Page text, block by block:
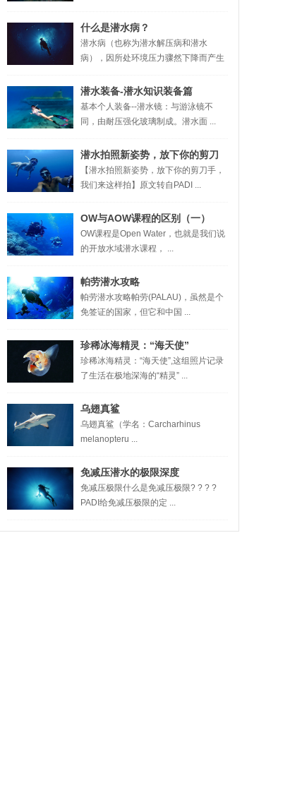
州发生6.0级地
识推广机构首席执
。她说，当了海
其存活时长度约
度4级。
鱼。
什么是潜水病？
潜水病（也称为潜水解压病和潜水
病），因所处环境压力骤然下降而产生
潜水装备-潜水知识装备篇
基本个人装备--潜水镜：与游泳镜不
同，由耐压强化玻璃制成。潜水面 ...
潜水拍照新姿势，放下你的剪刀
手，我们来这样拍
【潜水拍照新姿势，放下你的剪刀手，
我们来这样拍】原文转自PADI ...
OW与AOW课程的区别（一）
OW课程是Open Water，也就是我们说
的开放水域潜水课程， ...
帕劳潜水攻略
帕劳潜水攻略帕劳(PALAU)，虽然是个
免签证的国家，但它和中国 ...
珍稀冰海精灵：“海天使”
珍稀冰海精灵：“海天使”,这组照片记录
了生活在极地深海的“精灵” ...
乌翅真鲨
乌翅真鲨（学名：Carcharhinus
melanopteru ...
免减压潜水的极限深度
免减压极限什么是免减压极限? ? ? ?
PADI给免减压极限的定 ...